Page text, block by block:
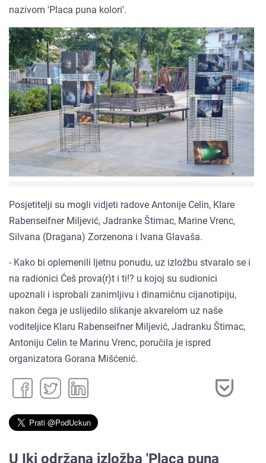
nazivom 'Placa puna kolori'.
Posjetitelji su mogli vidjeti radove Antonije Celin, Klare
Rabenseifner Miljević, Jadranke Štimac, Marine Vrenc,
Silvana (Dragana) Zorzenona i Ivana Glavaša.
- Kako bi oplemenili ljetnu ponudu, uz izložbu stvaralo se i
na radionici Ćeš prova(r)t i ti!? u kojoj su sudionici
upoznali i isprobali zanimljivu i dinamičnu cijanotipiju,
nakon čega je uslijedilo slikanje akvarelom uz naše
voditeljice Klaru Rabenseifner Miljević, Jadranku Štimac,
Antoniju Celin te Marinu Vrenc, poručila je ispred
organizatora Gorana Mišćenić.
U Iki održana izložba 'Placa puna